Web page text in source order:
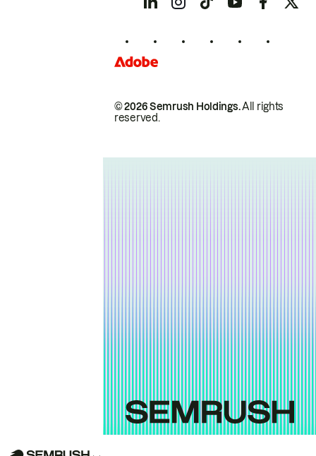
© 2026 Semrush Holdings.All rights
reserved.